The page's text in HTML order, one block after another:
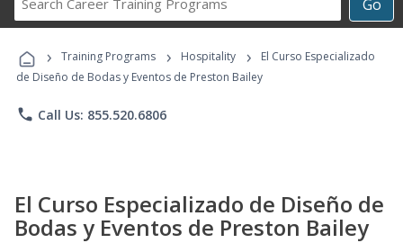
Go
Career
Programs
› Training Programs › Hospitality ›
El Curso Especializado
de Diseño de Bodas y Eventos de Preston Bailey
phone Call Us: 855.520.6806
El Curso Especializado de Diseño de
Bodas y Eventos de Preston Bailey